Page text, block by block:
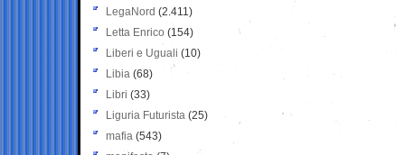
LegaNord (2.411)
Letta Enrico (154)
Liberi e Uguali (10)
Libia (68)
Libri (33)
Liguria Futurista (25)
mafia (543)